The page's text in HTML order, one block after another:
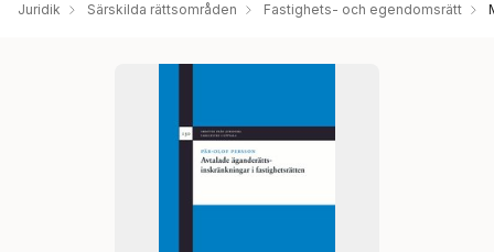
Juridik Särskilda rättsområden Fastighets- och egendomsrätt